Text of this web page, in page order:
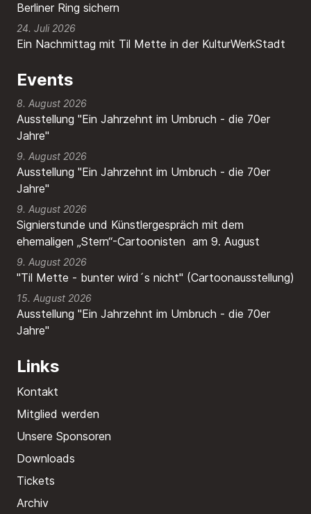
Berliner Ring sichern
Ein Nachmittag mit Til Mette in der KulturWerkStadt
24. Juli 2026
Events
8. August 2026
Ausstellung "Ein Jahrzehnt im Umbruch - die 70er
Jahre"
9. August 2026
Ausstellung "Ein Jahrzehnt im Umbruch - die 70er
Jahre"
9. August 2026
Signierstunde und Künstlergespräch mit dem
ehemaligen „Stern“-Cartoonisten am 9. August
9. August 2026
"Til Mette - bunter wird´s nicht" (Cartoonausstellung)
15. August 2026
Ausstellung "Ein Jahrzehnt im Umbruch - die 70er
Jahre"
Links
Kontakt
Mitglied werden
Unsere Sponsoren
Downloads
Tickets
Archiv